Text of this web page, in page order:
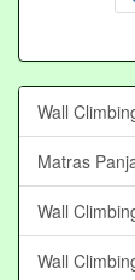
Wall
Matras
Wall
Wall